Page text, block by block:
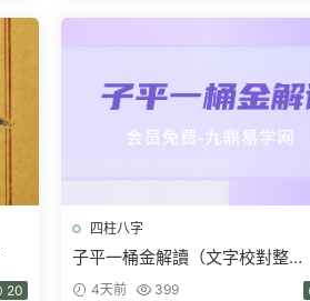
20
四柱八字
子平一桶金解讀（文字校對整
理）.pdf 214頁
4天前 399